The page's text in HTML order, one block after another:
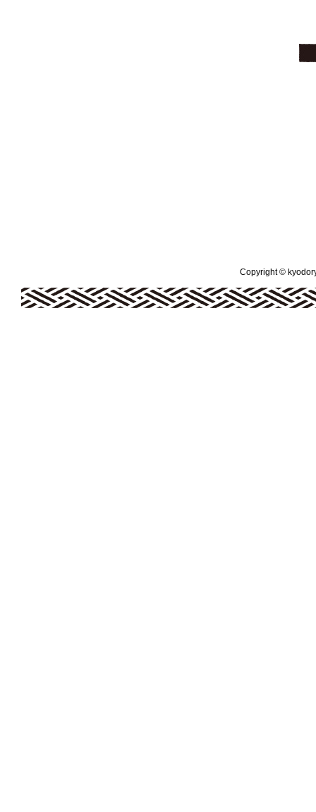
Copyright ©